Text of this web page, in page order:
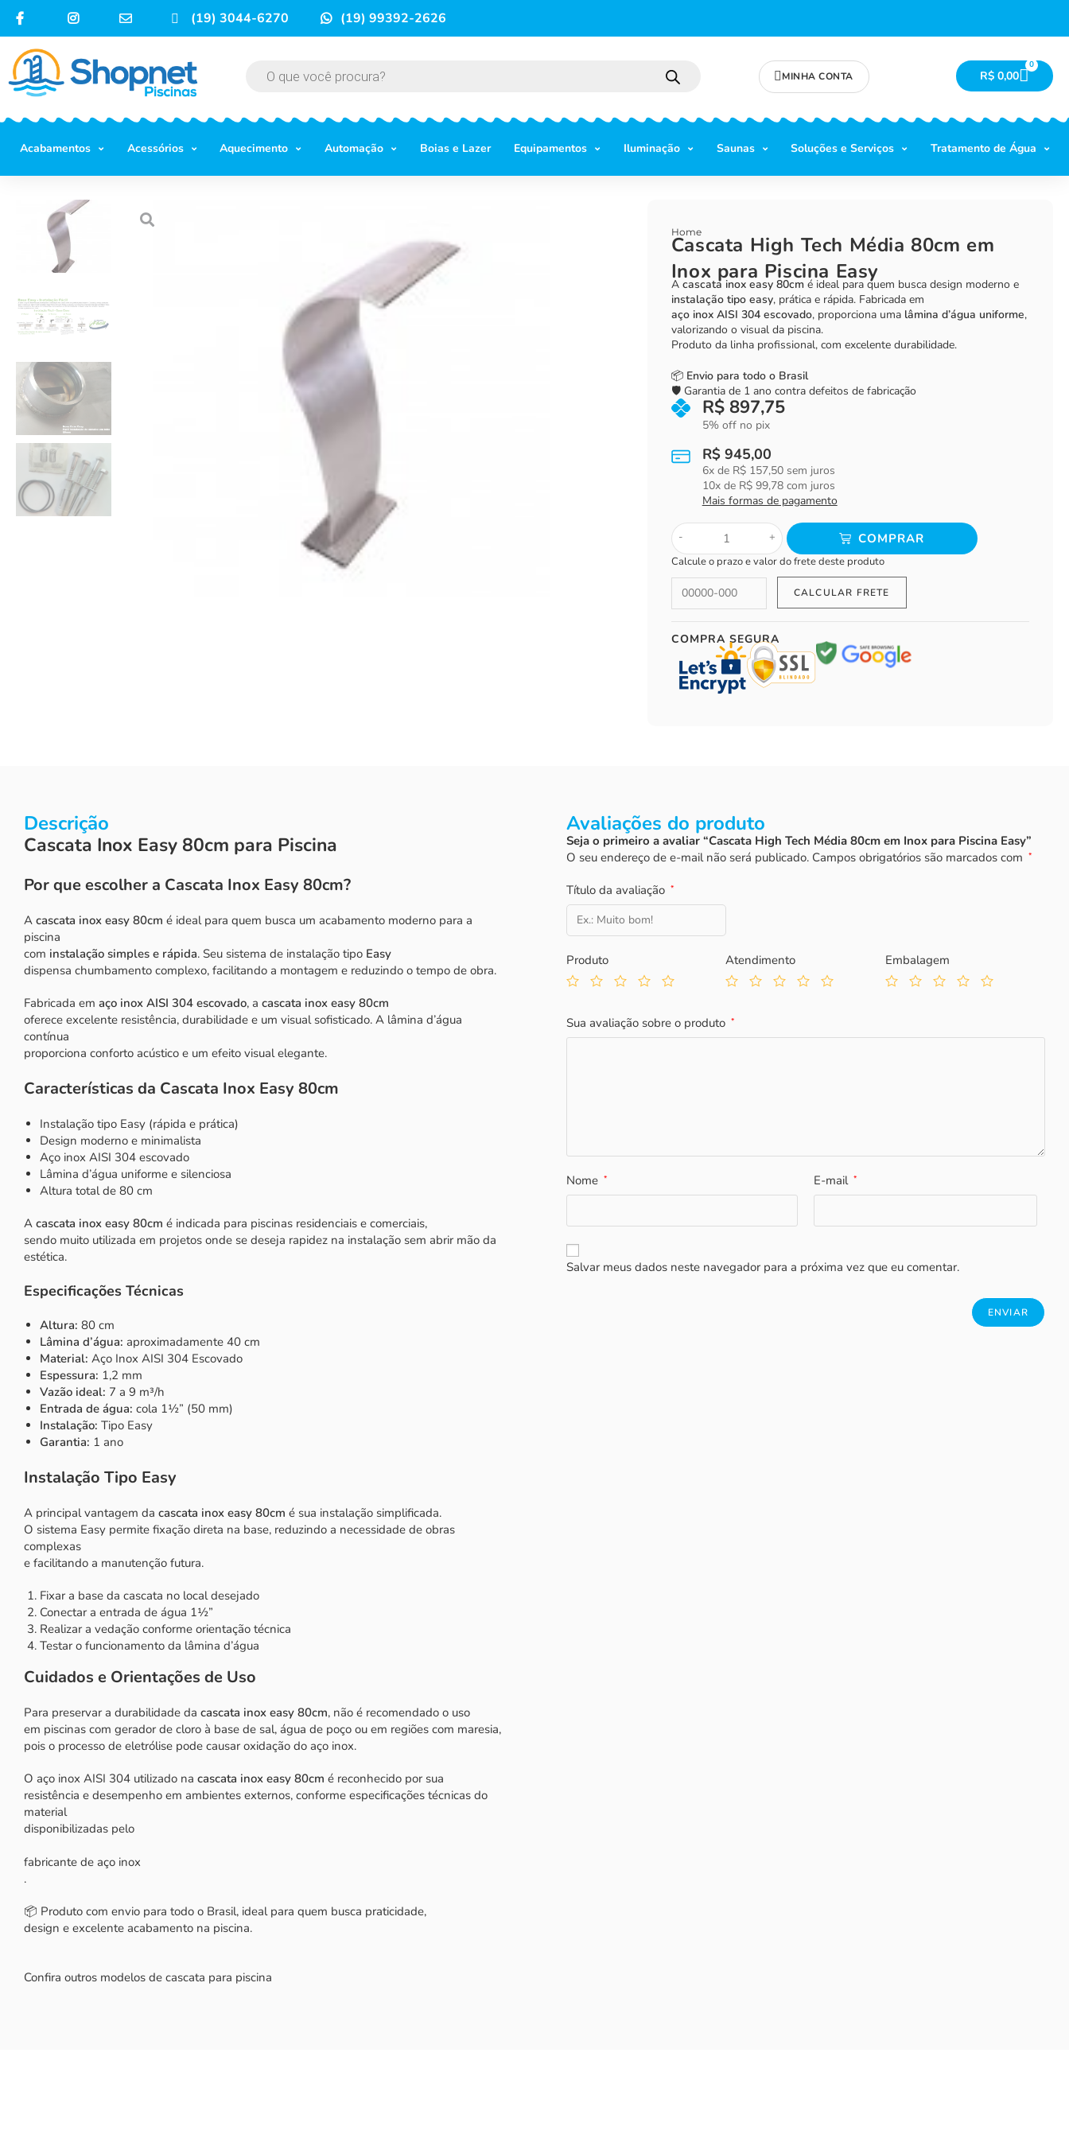
(19) 3044-6270 (19) 99392-2626
MINHA CONTA R$0,00
0
Acabamentos Acessórios Aquecimento Automação Boias e Lazer Equipamentos Iluminação Saunas Soluções e Serviços Tratamento de Água
Home
Cascata High Tech Média 80cm em
Inox para Piscina Easy
A cascata inox easy 80cmé ideal para quem busca design moderno e
instalação tipo easy, prática e rápida. Fabricada em
aço inox AISI 304 escovado, proporciona uma lâmina d’água uniforme,
valorizando o visual da piscina.
Produto da linha profissional, com excelente durabilidade.
📦 Envio para todo o Brasil
🛡️ Garantia de 1 ano contra defeitos de fabricação
R$897,75
5% off no pix
R$945,00
6x de R$157,50sem juros
10x de R$99,78com juros
Mais formas de pagamento
- + COMPRAR
Calcule o prazo e valor do frete deste produto
COMPRA SEGURA
Descrição
Cascata Inox Easy 80cm para Piscina
Por que escolher a Cascata Inox Easy 80cm?
A cascata inox easy 80cm é ideal para quem busca um acabamento moderno para a
piscina
com instalação simples e rápida. Seu sistema de instalação tipo Easy
dispensa chumbamento complexo, facilitando a montagem e reduzindo o tempo de obra.
Fabricada em aço inox AISI 304 escovado, a cascata inox easy 80cm
oferece excelente resistência, durabilidade e um visual sofisticado. A lâmina d’água
contínua
proporciona conforto acústico e um efeito visual elegante.
Características da Cascata Inox Easy 80cm
Instalação tipo Easy (rápida e prática)
Design moderno e minimalista
Aço inox AISI 304 escovado
Lâmina d’água uniforme e silenciosa
Altura total de 80 cm
A cascata inox easy 80cm é indicada para piscinas residenciais e comerciais,
sendo muito utilizada em projetos onde se deseja rapidez na instalação sem abrir mão da
estética.
Especificações Técnicas
Altura: 80 cm
Lâmina d’água: aproximadamente 40 cm
Material: Aço Inox AISI 304 Escovado
Espessura: 1,2 mm
Vazão ideal: 7 a 9 m³/h
Entrada de água: cola 1½” (50 mm)
Instalação: Tipo Easy
Garantia: 1 ano
Instalação Tipo Easy
A principal vantagem da cascata inox easy 80cm é sua instalação simplificada.
O sistema Easy permite fixação direta na base, reduzindo a necessidade de obras
complexas
e facilitando a manutenção futura.
Fixar a base da cascata no local desejado
Conectar a entrada de água 1½”
Realizar a vedação conforme orientação técnica
Testar o funcionamento da lâmina d’água
Cuidados e Orientações de Uso
Para preservar a durabilidade da cascata inox easy 80cm, não é recomendado o uso
em piscinas com gerador de cloro à base de sal, água de poço ou em regiões com maresia,
pois o processo de eletrólise pode causar oxidação do aço inox.
O aço inox AISI 304 utilizado na cascata inox easy 80cm é reconhecido por sua
resistência e desempenho em ambientes externos, conforme especificações técnicas do
material
disponibilizadas pelo
fabricante de aço inox
.
📦 Produto com envio para todo o Brasil, ideal para quem busca praticidade,
design e excelente acabamento na piscina.
Confira outros modelos de cascata para piscina
Avaliações do produto
Seja o primeiro a avaliar “Cascata High Tech Média 80cm em Inox para Piscina Easy”
O seu endereço de e-mail não será publicado. Campos obrigatórios são marcados com *
Título da avaliação *
Produto Atendimento Embalagem
Sua avaliação sobre o produto *
Nome * E-mail *
Salvar meus dados neste navegador para a próxima vez que eu comentar.